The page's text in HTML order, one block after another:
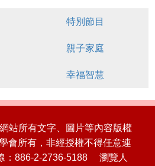
特別節目
親子家庭
幸福智慧
站所有文字、圖片等內容版權
會所有，非經授權不得任意連
886-2-2736-5188 瀏覽人